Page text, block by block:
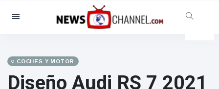
Categorías
Social y Diversión
Cine y TV
(81)
COCHES Y MOTOR
Diseño Audi RS 7 2021